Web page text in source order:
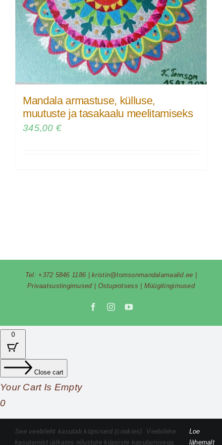
Mandala armastuse, külluse,
muutuste ja tasakaalu meelitamiseks
345,00 €
Tel: +372 5846 1186 |kristin@tomsonmandalamaalid.ee
Privaatsustingimused| Ostuprotsess Müügitingimused
FacebookInstagramYouTube
0
Close cart
Your Cart Is Empty
0
Check out our shop to see what's available
See veebileht kasutab küpsiseid (cookies). Veebilehe
kasutamist jätkates nõustute küpsiste kasutamisega.
Loe
lähemalt